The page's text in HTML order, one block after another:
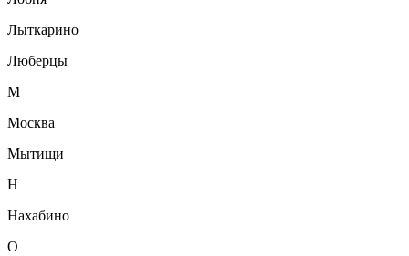
Лыткарино
Люберцы
М
Москва
Мытищи
Н
Нахабино
О